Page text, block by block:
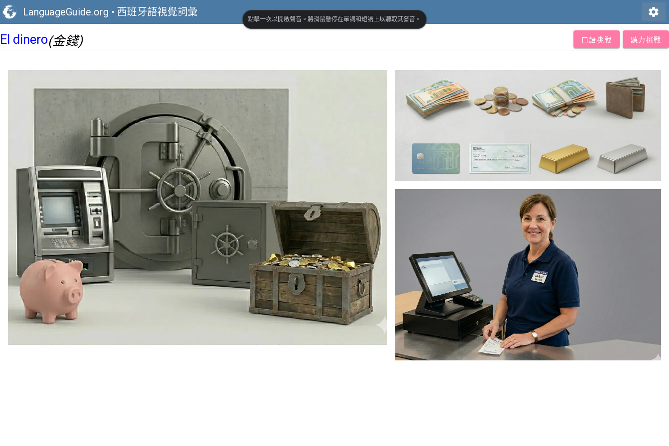
LanguageGuide.org • 西班牙語視覺詞彙 settings
El dinero(金錢) 口語挑戰 聽力挑戰
點擊一次以開啟聲音。將滑鼠懸停在單詞和短語上以聽取其發音。